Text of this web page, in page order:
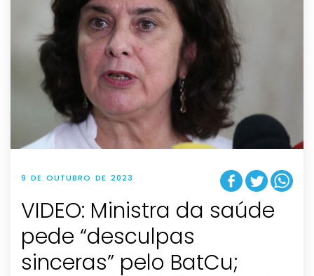
9 DE OUTUBRO DE 2023
VIDEO: Ministra da saúde
pede “desculpas
sinceras” pelo BatCu;